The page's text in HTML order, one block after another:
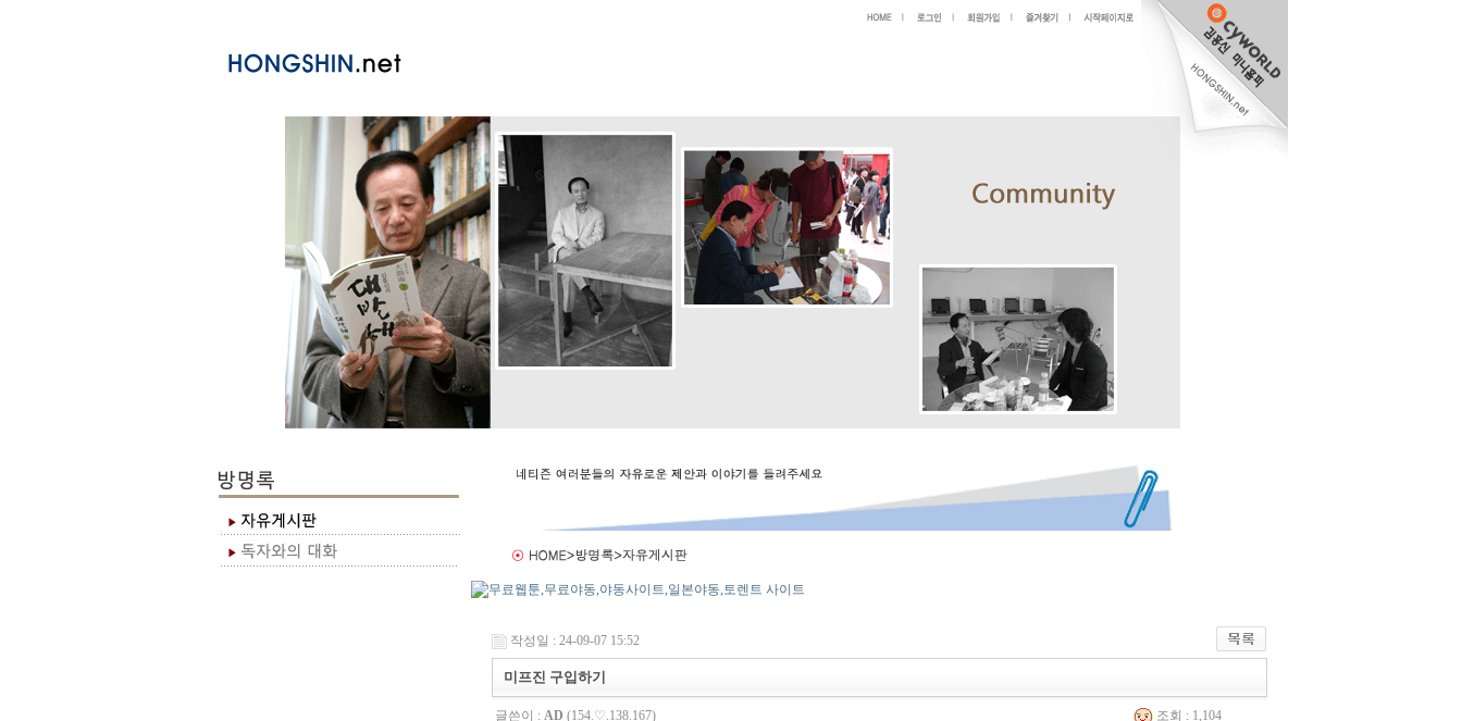
작성일 : 24-09-07 15:52
미프진 구입하기
글쓴이 : AD (154.♡.138.167) 조회 : 1,104